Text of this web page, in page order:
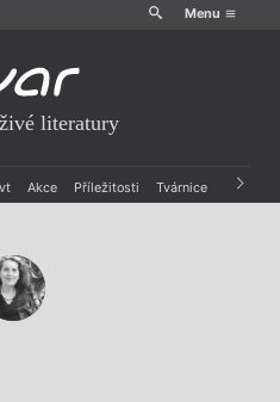
Menu
literatury
Akce Příležitosti Tvárnice Archiv